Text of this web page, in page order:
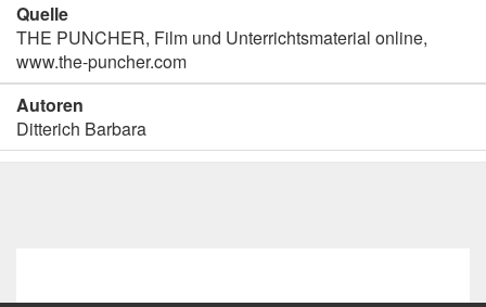
Quelle
THE PUNCHER, Film und Unterrichtsmaterial online,
www.the-puncher.com
Autoren
Ditterich Barbara